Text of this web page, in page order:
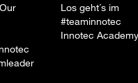
Los geht´s im
#teaminnotec
Innotec Academy